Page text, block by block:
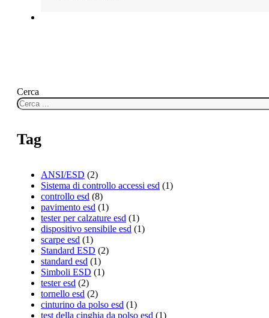
Cerca
Tag
ANSI/ESD (2)
Sistema di controllo accessi esd (1)
controllo esd (8)
pavimento esd (1)
tester per calzature esd (1)
dispositivo sensibile esd (1)
scarpe esd (1)
Standard ESD (2)
standard esd (1)
Simboli ESD (1)
tester esd (2)
tornello esd (2)
cinturino da polso esd (1)
test della cinghia da polso esd (1)